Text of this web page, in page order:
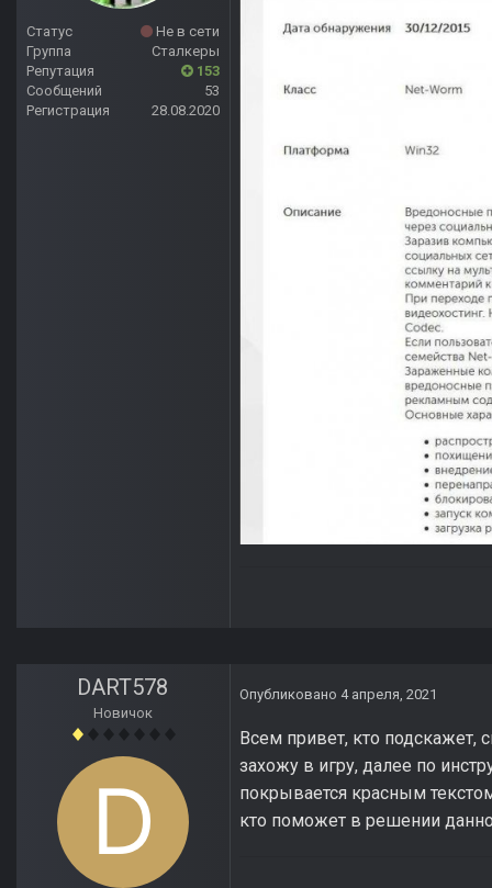
Статус
Не в сети
Группа
Сталкеры
Репутация
153
Сообщений
53
Регистрация
28.08.2020
DART578
Новичок
Опубликовано 4 апреля, 2021
Всем привет, кто подскажет,
захожу в игру, далее по
покрывается красным
кто поможет в решении